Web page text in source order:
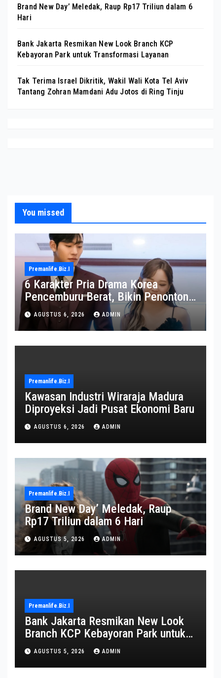
Brand New Day’ Meledak, Raup Rp17 Triliun dalam 6
Hari
Bank Jakarta Resmikan New Look Branch KCP
Kebayoran Park untuk Transformasi Layanan
Tak Terima Israel Dikritik, Wakil Wali Kota Tel Aviv
Tantang Zohran Mamdani Adu Jotos di Ring Tinju
You missed
Premanlife.biz.i
6 Karakter Pria Drama Korea
Pencemburu Berat, Bikin Penonton
Gemas
AGUSTUS 6, 2026 ADMIN
Premanlife.biz.i
Kawasan Industri Wiraraja Madura
Diproyeksi Jadi Pusat Ekonomi Baru
AGUSTUS 6, 2026 ADMIN
Premanlife.biz.i
Brand New Day’ Meledak, Raup
Rp17 Triliun dalam 6 Hari
AGUSTUS 5, 2026 ADMIN
Premanlife.biz.i
Bank Jakarta Resmikan New Look
Branch KCP Kebayoran Park untuk
Transformasi Layanan
AGUSTUS 5, 2026 ADMIN